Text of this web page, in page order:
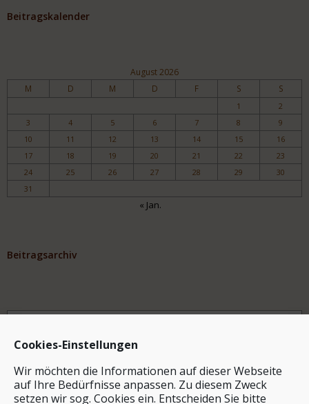
Cookies-Einstellungen
Wir möchten die Informationen auf dieser Webseite
auf Ihre Bedürfnisse anpassen. Zu diesem Zweck
setzen wir sog. Cookies ein. Entscheiden Sie bitte
Beitragskalender
August 2026
M D M D F S S
1
2
3
4 5 6 7 8
9
10
11 12 13 14 15
16
17
18 19 20 21 22
23
24
25 26 27 28 29
30
31
« Jan.
Beitragsarchiv
Archiv